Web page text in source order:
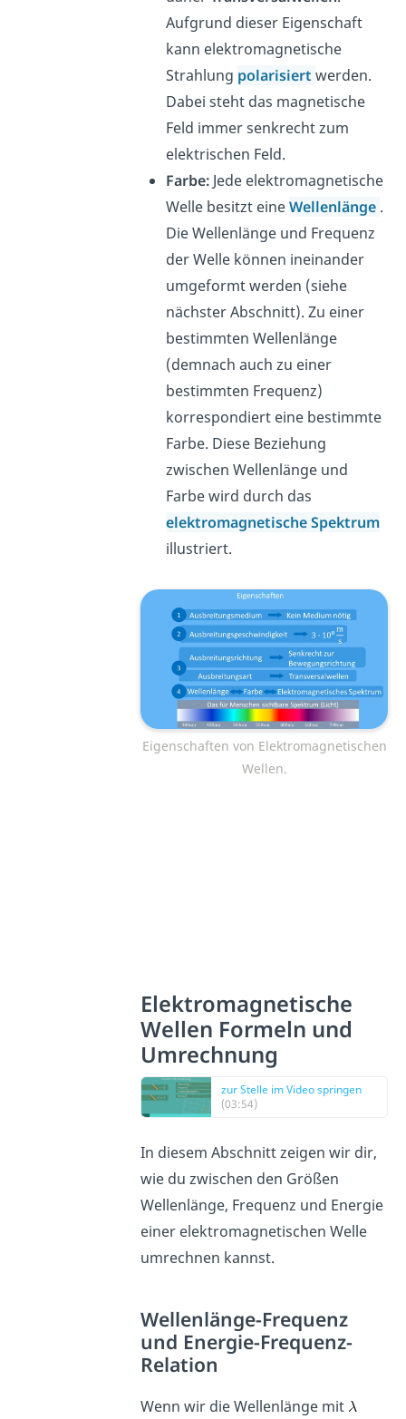
Aufgrund dieser Eigenschaft
kann elektromagnetische
Strahlung polarisiertwerden.
Dabei steht das magnetische
Feld immer senkrecht zum
elektrischen Feld.
Farbe: Jede elektromagnetische
Welle besitzt eineWellenlänge .
Die Wellenlänge und Frequenz
der Welle können ineinander
umgeformt werden (siehe
nächster Abschnitt). Zu einer
bestimmten Wellenlänge
(demnach auch zu einer
bestimmten Frequenz)
korrespondiert eine bestimmte
Farbe. Diese Beziehung
zwischen Wellenlänge und
Farbe wird durch das
elektromagnetische Spektrum
illustriert.
Eigenschaften von Elektromagnetischen
Wellen.
Elektromagnetische
Wellen Formeln und
Umrechnung
zur Stelle im Video springen
(03:54)
In diesem Abschnitt zeigen wir dir,
wie du zwischen den Größen
Wellenlänge, Frequenz und Energie
einer elektromagnetischen Welle
umrechnen kannst.
Wellenlänge-Frequenz
und Energie-Frequenz-
Relation
Wenn wir die Wellenlänge mit